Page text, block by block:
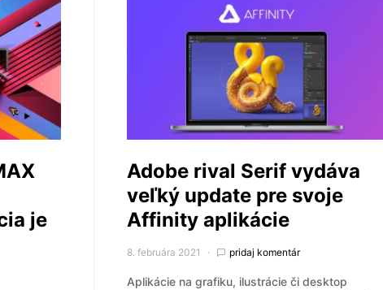
je
Adobe rival Serif vydáva
veľký update pre svoje
Affinity aplikácie
8. februára 2021 pridaj komentár
Aplikácie na grafiku, ilustrácie či desktop